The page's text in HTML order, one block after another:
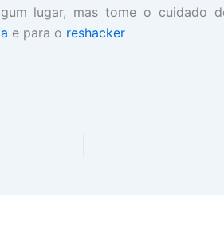
lugar, mas tome o cuidado
e para o reshacker